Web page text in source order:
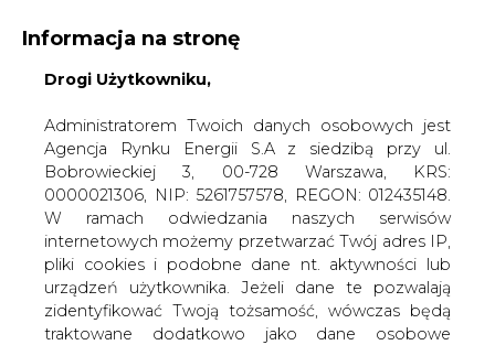
KONTAKT:
WYDAWCA PORTALU:
WYSOKI KONTRAST A A
ZALOGUJ SIĘ
Informacja na stronę
Drogi Użytkowniku,
Administratorem Twoich danych osobowych jest
Agencja Rynku Energii S.A z siedzibą przy ul.
Bobrowieckiej 3, 00-728 Warszawa, KRS:
0000021306, NIP: 5261757578, REGON: 012435148.
W ramach odwiedzania naszych serwisów
internetowych możemy przetwarzać Twój adres IP,
pliki cookies i podobne dane nt. aktywności lub
urządzeń użytkownika. Jeżeli dane te pozwalają
zidentyfikować Twoją tożsamość, wówczas będą
traktowane dodatkowo jako dane osobowe